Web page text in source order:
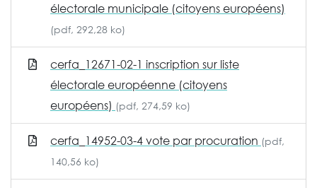
électorale municipale (citoyens européens)
(pdf, 292,28 ko)
cerfa_12671-02-1 inscription sur liste
électorale européenne (citoyens
européens) (pdf, 274,59 ko)
cerfa_14952-03-4 vote par procuration (pdf,
140,56 ko)